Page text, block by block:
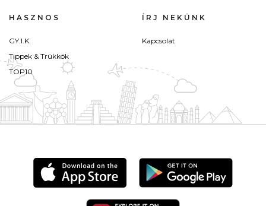
HASZNOS
GY.I.K.
Tippek & Trükkök
TOP10
ÍRJ NEKÜNK
Kapcsolat